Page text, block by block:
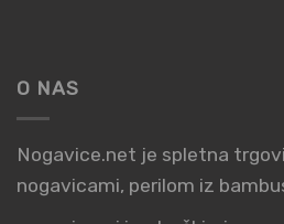
O NAS
Nogavice.net je spletna
nogavicami, perilom iz